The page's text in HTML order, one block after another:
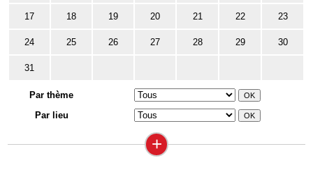
17 18 19 20 21 22 23
24 25 26 27 28 29 30
31
Par thème
Par lieu
+